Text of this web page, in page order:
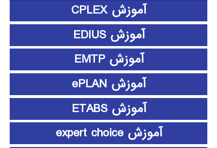
آموزش CPLEX
آموزش EDIUS
آموزش EMTP
آموزش ePLAN
آموزش ETABS
آموزش expert choice